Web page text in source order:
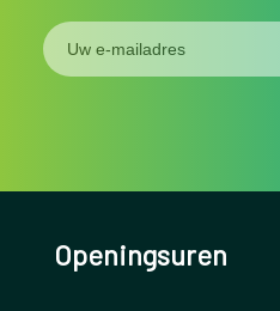
Openingsuren